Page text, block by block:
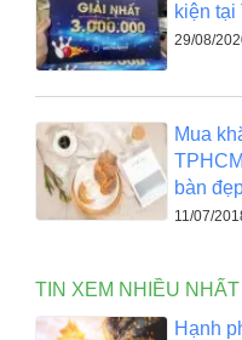
kiện tại
29/08/
Mua
bàn
11/07/
TIN XEM NHIỀU NHẤT
Hạnh